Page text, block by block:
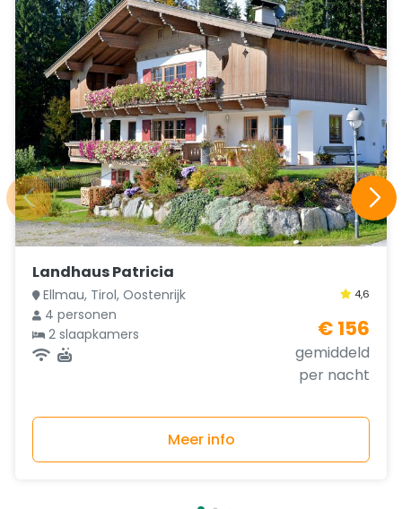
Landhaus Patricia
Ellmau, Tirol, Oostenrijk 4,6
4 personen
2 slaapkamers
€ 156
gemiddeld
per nacht
Meer info